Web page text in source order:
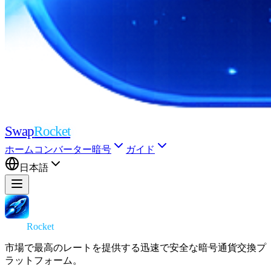
SwapRocket
ホーム コンバーター暗号
ガイド
日本語
Rocket
市場で最高のレートを提供する迅速で安全な暗号通貨交換プ
ラットフォーム。